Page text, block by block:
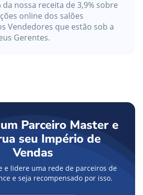
da nossa receita de 3,9% sobre
online dos salões
Vendedores que estão sob a
Gerentes.
Parceiro Master e
seu Império de
Vendas
e lidere uma rede de parceiros de
e seja recompensado por isso.